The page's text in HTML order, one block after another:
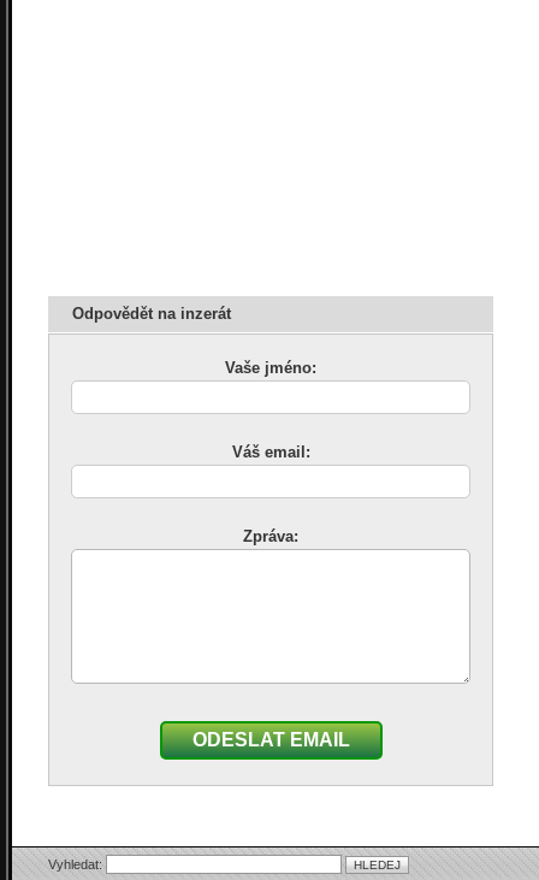
Odpovědět na inzerát
Vaše jméno:
Váš email:
Zpráva:
ODESLAT EMAIL
Vyhledat: